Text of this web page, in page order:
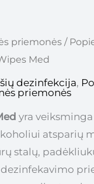
priemonės/
Med
dezinfekcija,
priemonės
yra
atsparių
stalų,